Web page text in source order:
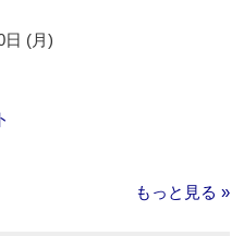
日 (月)
もっと見る »